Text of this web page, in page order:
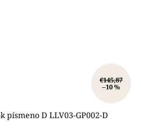
€145,87
–10 %
písmeno D LLV03-GP002-D